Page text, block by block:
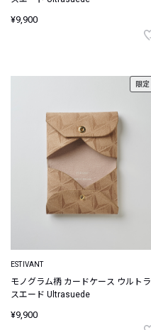
¥9,900
限定
ESTIVANT
モノグラム柄 カードケース ウルトラ
スエード Ultrasuede
¥9,900